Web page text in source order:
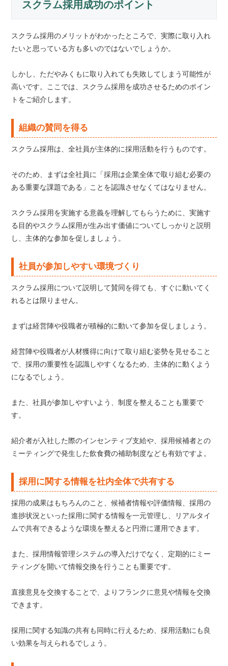
スクラム採用成功のポイント
スクラム採用のメリットがわかったところで、実際に取り入れ
たいと思っている方も多いのではないでしょうか。
しかし、ただやみくもに取り入れても失敗してしまう可能性が
高いです。ここでは、スクラム採用を成功させるためのポイン
トをご紹介します。
組織の賛同を得る
スクラム採用は、全社員が主体的に採用活動を行うものです。
そのため、まずは全社員に「採用は企業全体で取り組む必要の
ある重要な課題である」ことを認識させなくてはなりません。
スクラム採用を実施する意義を理解してもらうために、実施す
る目的やスクラム採用が生み出す価値についてしっかりと説明
し、主体的な参加を促しましょう。
社員が参加しやすい環境づくり
スクラム採用について説明して賛同を得ても、すぐに動いてく
れるとは限りません。
まずは経営陣や役職者が積極的に動いて参加を促しましょう。
経営陣や役職者が人材獲得に向けて取り組む姿勢を見せること
で、採用の重要性を認識しやすくなるため、主体的に動くよう
になるでしょう。
また、社員が参加しやすいよう、制度を整えることも重要で
す。
紹介者が入社した際のインセンティブ支給や、採用候補者との
ミーティングで発生した飲食費の補助制度なども有効ですよ。
採用に関する情報を社内全体で共有する
採用の成果はもちろんのこと、候補者情報や評価情報、採用の
進捗状況といった採用に関する情報を一元管理し、リアルタイ
ムで共有できるような環境を整えると円滑に運用できます。
また、採用情報管理システムの導入だけでなく、定期的にミー
ティングを開いて情報交換を行うことも重要です。
直接意見を交換することで、よりフランクに意見や情報を交換
できます。
採用に関する知識の共有も同時に行えるため、採用活動にも良
い効果を与えられるでしょう。